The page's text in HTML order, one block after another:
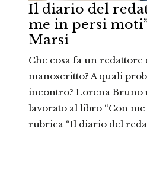
Il diario del
me in persi
Marsi
Che cosa fa un
manoscritto? A quali
incontro? Lorena Bruno
lavorato al libro “Con
rubrica “Il diario del